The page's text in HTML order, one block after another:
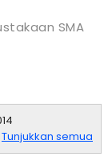
SMA
Tunjukkan semua